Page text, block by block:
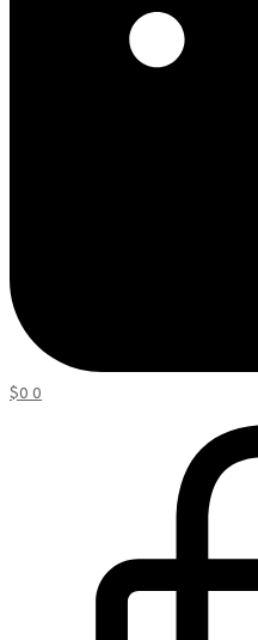
$0 0